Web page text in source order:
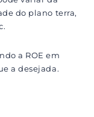
do plano terra,
a ROE em
a desejada.